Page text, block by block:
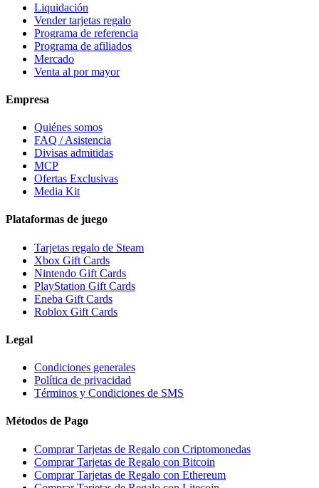
Liquidación
Vender tarjetas regalo
Programa de referencia
Programa de afiliados
Mercado
Venta al por mayor
Empresa
Quiénes somos
FAQ / Asistencia
Divisas admitidas
MCP
Ofertas Exclusivas
Media Kit
Plataformas de juego
Tarjetas regalo de Steam
Xbox Gift Cards
Nintendo Gift Cards
PlayStation Gift Cards
Eneba Gift Cards
Roblox Gift Cards
Legal
Condiciones generales
Política de privacidad
Términos y Condiciones de SMS
Métodos de Pago
Comprar Tarjetas de Regalo con Criptomonedas
Comprar Tarjetas de Regalo con Bitcoin
Comprar Tarjetas de Regalo con Ethereum